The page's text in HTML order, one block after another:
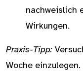
nachweislich
Wirkungen.
Praxis-Tipp:
Woche